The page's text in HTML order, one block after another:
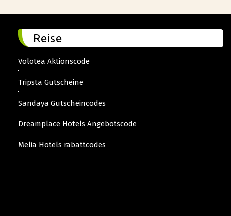
Reise
Volotea Aktionscode
Tripsta Gutscheine
Sandaya Gutscheincodes
Dreamplace Hotels Angebotscode
Melia Hotels rabattcodes